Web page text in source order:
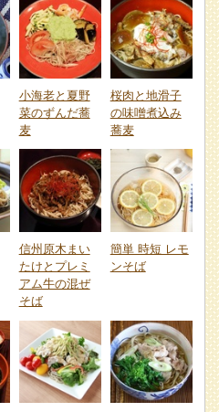
小海老と夏野
菜のずんだ蕎
麦
桜肉と地滑子
の味噌煮込み
蕎麦
信州原木まい
たけとプレミ
アム牛の混ぜ
そば
簡単 時短 レモ
ンそば